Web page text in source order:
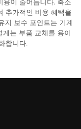
추가적인 비용 혜택을
지 보수 포인트는 기계
는 부품 교체를 용이
합니다.